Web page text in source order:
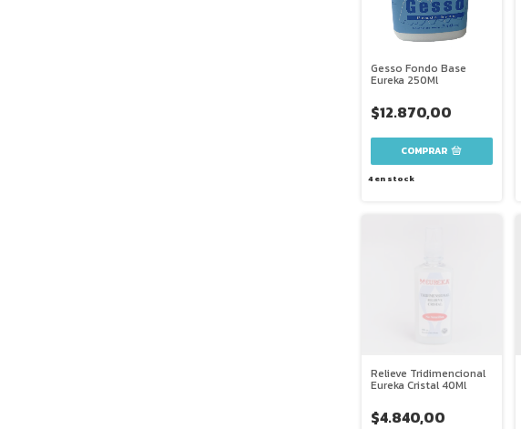
Gesso Fondo Base
Eureka 250Ml
$12.870,00
4en stock
Relieve Tridimencional
Eureka Cristal 40Ml
$4.840,00